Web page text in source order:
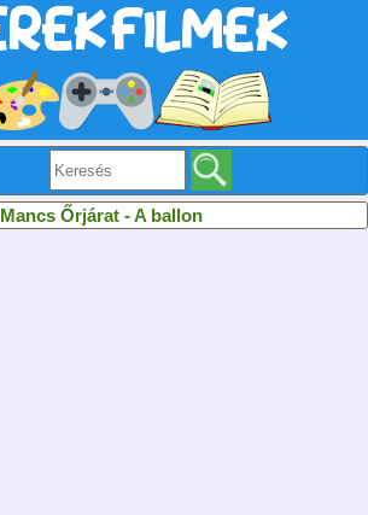
Mancs Őrjárat - A ballon